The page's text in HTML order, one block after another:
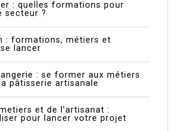
: quelles formations pour
secteur ?
: formations, métiers et
lancer
: se former aux métiers
pâtisserie artisanale
et de l’artisanat :
pour lancer votre projet